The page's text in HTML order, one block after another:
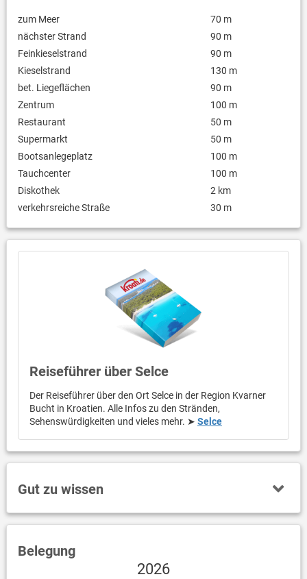
zum Meer
70 m
nächster Strand
90 m
Feinkieselstrand
90 m
Kieselstrand
130 m
bet. Liegeflächen
90 m
Zentrum
100 m
Restaurant
50 m
Supermarkt
50 m
Bootsanlegeplatz
100 m
Tauchcenter
100 m
Diskothek
2 km
verkehrsreiche Straße
30 m
Reiseführer über Selce
Der Reiseführer über den Ort Selce in der Region Kvarner
Bucht in Kroatien. Alle Infos zu den Stränden,
Sehenswürdigkeiten und vieles mehr. ➤ Selce
Gut zu wissen
Belegung
2026